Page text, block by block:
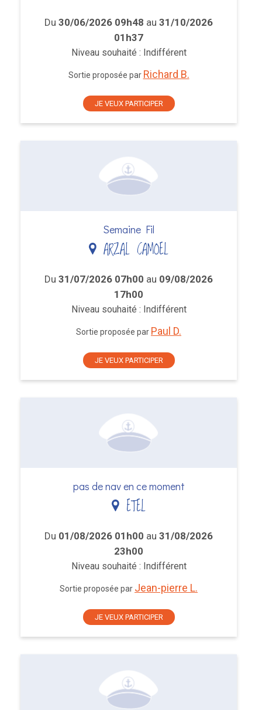
Du 30/06/2026 09h48 au 31/10/2026
01h37
Niveau souhaité : Indifférent
Sortie proposée par Richard B.
JE VEUX PARTICIPER
Semaine Fil
ARZAL CAMOEL
Du 31/07/2026 07h00 au 09/08/2026
17h00
Niveau souhaité : Indifférent
Sortie proposée par Paul D.
JE VEUX PARTICIPER
pas de nav en ce moment
ETEL
Du 01/08/2026 01h00 au 31/08/2026
23h00
Niveau souhaité : Indifférent
Sortie proposée par Jean-pierre L.
JE VEUX PARTICIPER